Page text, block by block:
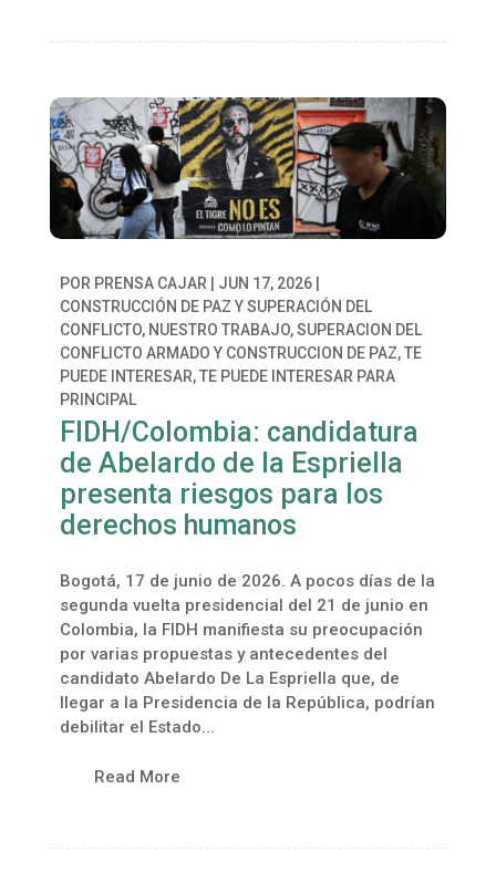
POR PRENSA CAJAR JUN 17, 2026|
CONSTRUCCIÓN DE PAZ Y SUPERACIÓN DEL
CONFLICTO, NUESTRO TRABAJO,SUPERACION DEL
CONFLICTO ARMADO Y CONSTRUCCION DE PAZ,TE
PUEDE INTERESAR,TE PUEDE INTERESAR PARA
PRINCIPAL
FIDH/Colombia: candidatura
de Abelardo de la Espriella
presenta riesgos para los
derechos humanos
Bogotá, 17 de junio de 2026. A pocos días de la
segunda vuelta presidencial del 21 de junio en
Colombia, la FIDH manifiesta su preocupación
por varias propuestas y antecedentes del
candidato Abelardo De La Espriella que, de
llegar a la Presidencia de la República, podrían
debilitar el Estado...
Read More